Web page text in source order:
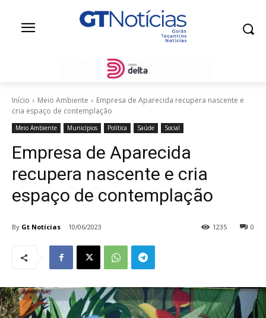
Início Meio Ambiente
Empresa de Aparecida recupera nascente e
cria espaço de contemplação
Meio Ambiente Municípios Política Saúde Social
Empresa de Aparecida
recupera nascente e cria
espaço de contemplação
By Gt Notícias 10/06/2023 0
1235